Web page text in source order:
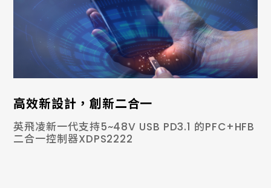
高效新設計，創新二合一
英飛凌新一代支持5~48V USB PD3.1 的PFC+HFB
二合一控制器XDPS2222